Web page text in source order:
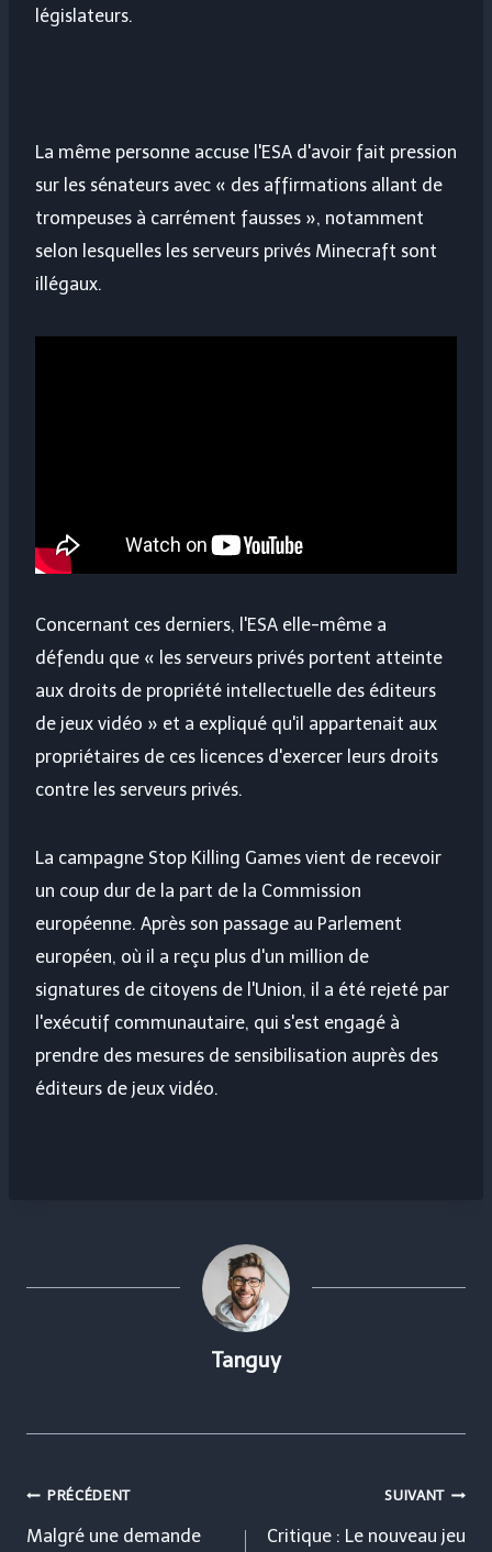
législateurs.
La même personne accuse l'ESA d'avoir fait pression
sur les sénateurs avec « des affirmations allant de
trompeuses à carrément fausses », notamment
selon lesquelles les serveurs privés Minecraft sont
illégaux.
Concernant ces derniers, l'ESA elle-même a
défendu que « les serveurs privés portent atteinte
aux droits de propriété intellectuelle des éditeurs
de jeux vidéo » et a expliqué qu'il appartenait aux
propriétaires de ces licences d'exercer leurs droits
contre les serveurs privés.
La campagne Stop Killing Games vient de recevoir
un coup dur de la part de la Commission
européenne. Après son passage au Parlement
européen, où il a reçu plus d'un million de
signatures de citoyens de l'Union, il a été rejeté par
l'exécutif communautaire, qui s'est engagé à
prendre des mesures de sensibilisation auprès des
éditeurs de jeux vidéo.
Tanguy
Navigation
de
PRÉCÉDENT
Malgré une demande
SUIVANT
Critique : Le nouveau jeu